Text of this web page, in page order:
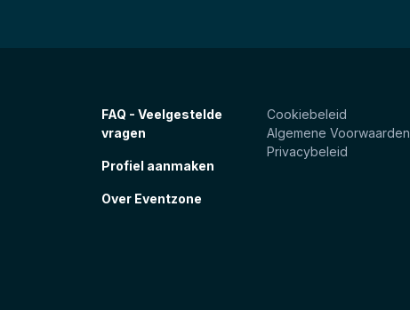
FAQ - Veelgestelde
vragen
Profiel aanmaken
Over Eventzone
Cookiebeleid
Algemene Voorwaarden
Privacybeleid